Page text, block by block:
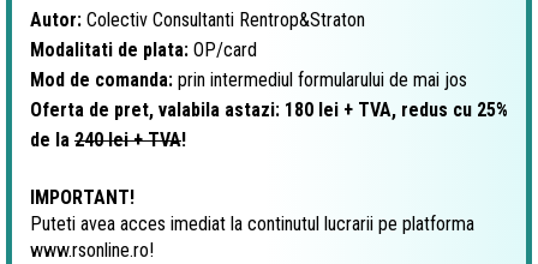
Autor: Colectiv Consultanti Rentrop&Straton
Modalitati de plata: OP/card
Mod de comanda: prin intermediul formularului de mai jos
Oferta de pret, valabila astazi: 180 lei + TVA, redus cu 25%
de la 240 lei + TVA!
IMPORTANT!
Puteti avea acces imediat la continutul lucrarii pe platforma
www.rsonline.ro!